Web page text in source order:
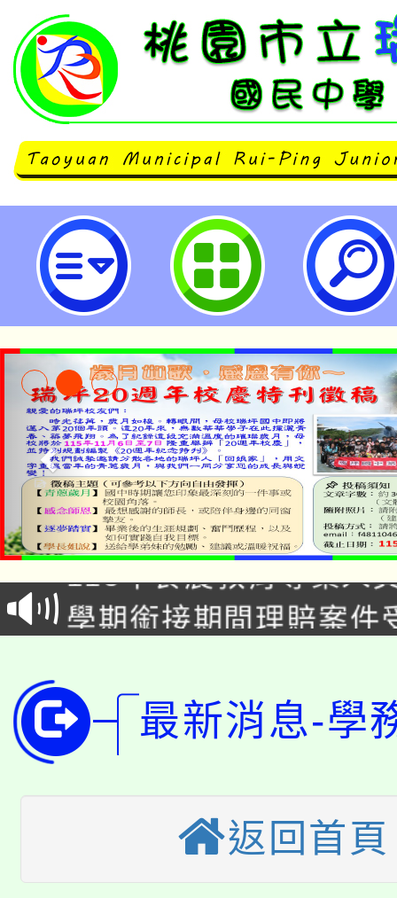
社會局辦理「2025台灣燈會在桃
報-桃園市立瑞坪國民中學
淨零綠生活教案入校路
會
115年食農教育專業人
程
學期銜接期間理賠案件
版
公告本校115學年度第
代理(課)教師甄選結果(
「2026金融保險知識
車」活動
生本土語及新住民語歌
公告本校115學年度第
代理(課)教師甄選結果(
公告本校115學年度第
最新消息-學
返回首頁